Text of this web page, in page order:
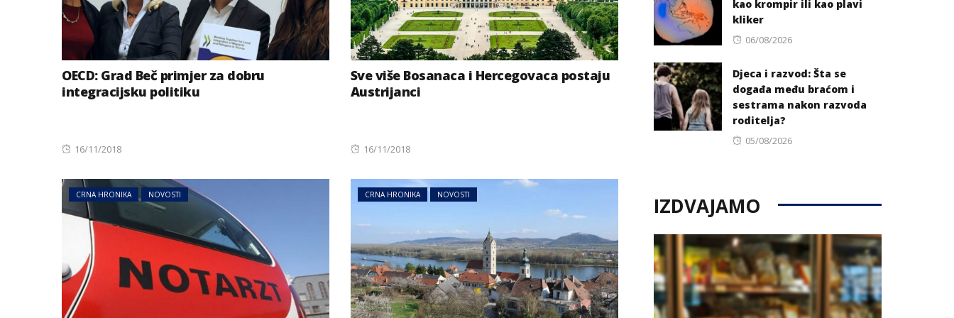
OECD: Grad Beč primjer za dobru
integracijsku politiku
Posted
16/11/2018
Sve više Bosanaca i Hercegovaca postaju
Austrijanci
Posted
16/11/2018
CRNA HRONIKA NOVOSTI CRNA HRONIKA NOVOSTI
kao krompir ili kao plavi
kliker
Posted
06/08/2026
Djeca i razvod: Šta se
događa među braćom i
sestrama nakon razvoda
roditelja?
Posted
05/08/2026
IZDVAJAMO